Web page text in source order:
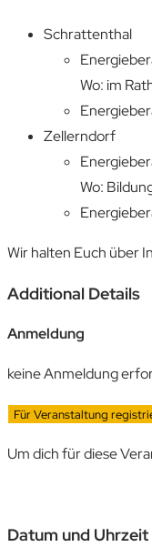
Schrattenthal
Wo: im
Zellerndorf
Wo:
Wir halten Euch über
Additional Details
Anmeldung
keine Anmeldung
Für Veranstaltung
Um dich für diese
Datum und Uhrzeit